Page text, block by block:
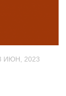
ИЮН, 2023